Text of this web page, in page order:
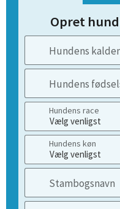
Opret
Hundens
Hundens
Hundens race
Hundens køn
Stambogsnavn